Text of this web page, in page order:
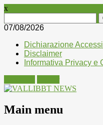
x
per:
07/08/2026
Dichiarazione
Disclaimer
Informativa Privacy e
Main menu